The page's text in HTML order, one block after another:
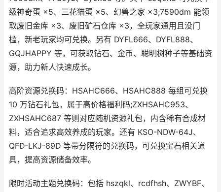
级神奇蛋 ×5、三花猫蛋 ×5、幻兽之家 ×3;7590dm 能领
取废旧金库 ×3、废旧矿石仓库 ×3，全玩家通用且没门
槛，新老玩家均可兑换。另有 DYFL666、DYFL888、
GQJHAPPY 等，可获取钻石、金币、聪明树种子等基础资
源，助力新人快速成长。
高阶资源兑换码：HSAHC666、HSAHC888 每组可兑换
10 万钻石礼包，属于高价格福利码;ZXHSAHC953、
ZXHSAHC687 等则对应随机资源礼包，内含稀有合成材
料，适合追求高效养成的玩家。还有 KSO-NDW-64J、
QFD-LKJ-89D 等带分隔符的兑换码，可兑换宝石相关道
具，提高资源储备效率。
限时活动主题兑换码：包括 hszqkl、rcdfhsh、ZWYBF、